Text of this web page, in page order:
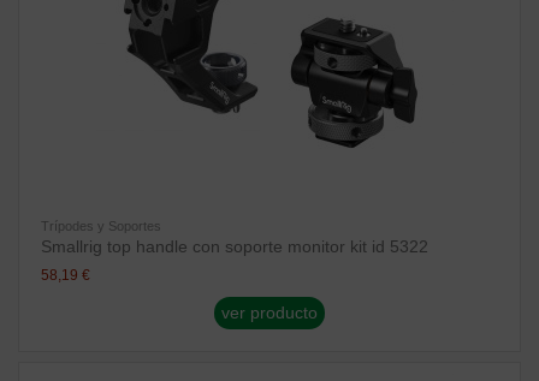
Trípodes y Soportes
Smallrig top handle con soporte monitor kit id 5322
58,19 €
ver producto